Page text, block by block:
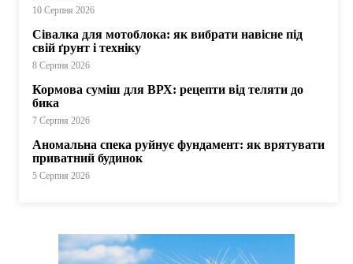
10 Серпня 2026
Сівалка для мотоблока: як вибрати навісне під
свій ґрунт і техніку
8 Серпня 2026
Кормова суміш для ВРХ: рецепти від теляти до
бика
7 Серпня 2026
Аномальна спека руйнує фундамент: як врятувати
приватний будинок
5 Серпня 2026